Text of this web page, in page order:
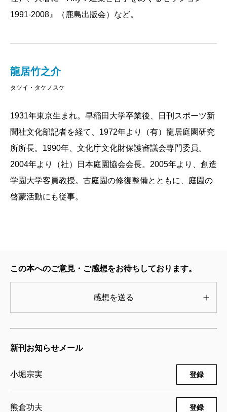
1991-2008』（鹿島出版会）など。
龍居竹之介
タツイ・タケノスケ
1931年東京生まれ。早稲田大学卒業後、日刊スポーツ新
聞社文化部記者を経て、1972年より（有）龍居庭園研究
所所長。1990年、文化庁文化財保護審議会専門委員。
2004年より（社）日本庭園協会会長。2005年より、創造
学園大学客員教授。古庭園の修復整備とともに、庭園の
啓蒙活動にも従事。
この本へのご意見・ご感想をお待ちしております。
感想を送る
新刊お知らせメール
小堀宗実 登録
熊倉功夫 登録